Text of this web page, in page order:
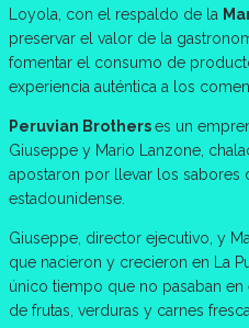
Loyola, con el respaldo de la
preservar el valor de la
fomentar el consumo de
experiencia auténtica a los
Peruvian Brotherses un
Giuseppe y Mario Lanzone,
apostaron por llevar los sabores
estadounidense.
Giuseppe, director ejecutivo, y
que nacieron y crecieron en La
único tiempo que no pasaban
de frutas, verduras y carnes